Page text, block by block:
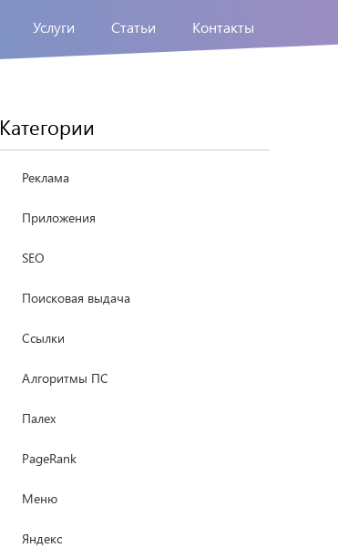
Услуги Статьи Контакты
Категории
Реклама
Приложения
SEO
Поисковая выдача
Ссылки
Алгоритмы ПС
Палех
PageRank
Меню
Яндекс